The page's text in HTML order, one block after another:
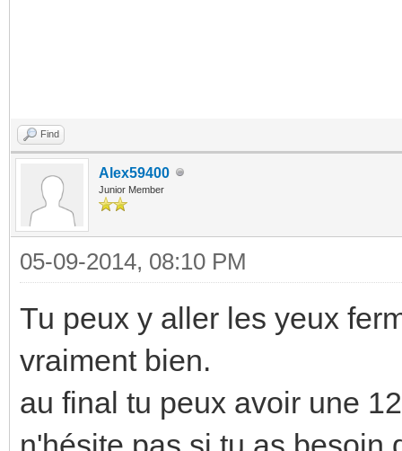
Find
Alex59400
Junior Member
05-09-2014, 08:10 PM
Tu peux y aller les yeux
vraiment bien.
au final tu peux avoir une